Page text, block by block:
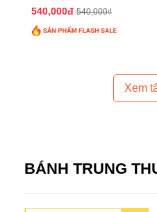
540,000đ 540,000₫
Xem
BÁNH TRUNG